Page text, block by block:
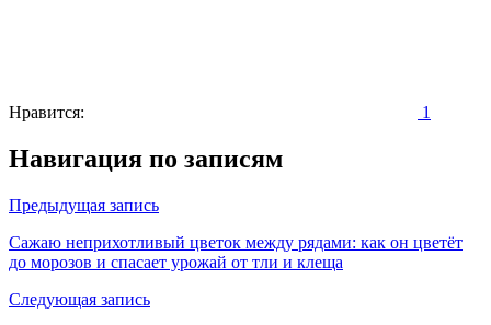
Нравится: 1
Навигация по записям
Предыдущая запись
Сажаю неприхотливый цветок между рядами: как он цветёт
до морозов и спасает урожай от тли и клеща
Следующая запись